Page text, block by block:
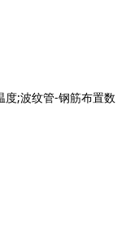
度;波纹管-钢筋布置数